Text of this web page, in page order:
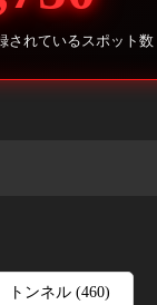
されているスポット数
トンネル (460)